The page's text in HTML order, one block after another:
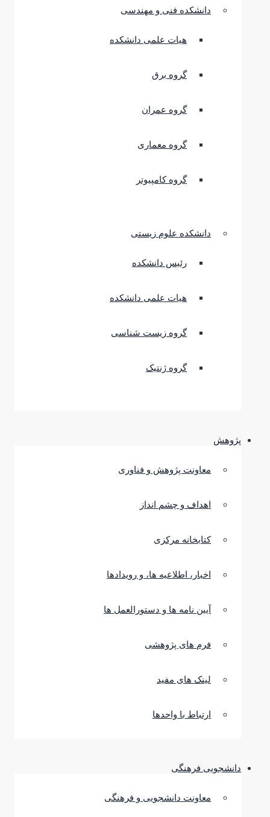
دانشکده فنی و مهندسی
هیات علمی دانشکده
گروه برق
گروه عمران
گروه معماری
گروه کامپیوتر
دانشکده علوم زیستی
رئیس دانشکده
هیات علمی دانشکده
گروه زیست شناسی
گروه ژنتیک
پژوهش
معاونت پژوهش و فناوری
اهداف و چشم انداز
کتابخانه مرکزی
اخبار، اطلاعیه ها، و رویدادها
آیین نامه ها و دستورالعمل ها
فرم های پژوهشی
لینک های مفید
ارتباط با واحدها
دانشجویی فرهنگی
معاونت دانشجویی و فرهنگی